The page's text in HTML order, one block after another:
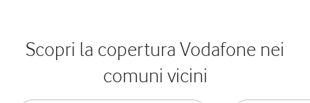
Scopri la copertura Vodafone nei
comuni vicini